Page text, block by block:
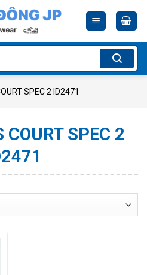
SPEC 2 ID2471
COURT SPEC 2